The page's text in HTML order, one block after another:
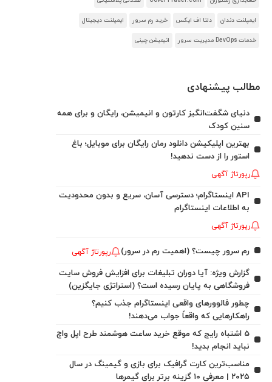
ایمپلنت دندان دلتا اف ایکس خرید رم سرور ایمپلنت دیجیتال
خدمات DevOps مدیریت سرور انیمیشن چینی
مطالب پیشنهادی
دنیای شگفت‌انگیز کارتون و انیمیشن، رایگان و برای همه
سنین کودک
بهترین اپلیکیشن دانلود رمان رایگان برای موبایل؛ باغ
استور را از دست ندهید!
رپورتاژ آگهی
API اینستاگرام؛ دسترسی آسان، سریع و بدون محدودیت
به اطلاعات اینستاگرام
رپورتاژ آگهی
رم سرور چیست؟ (اهمیت رم در سرور) رپورتاژ آگهی
گزارش ویژه: آیا دوران تبلیغات برای افزایش فروش سایت
فروشگاهی به پایان رسیده است؟ (استراتژی جایگزین)
چطور فالوورهای واقعی اینستاگرام جذب کنیم؟
راهکارهایی که واقعاً جواب می‌دهند!
5 اشتباه رایج که موقع خرید ساعت هوشمند طرح اپل واچ
نباید انجام بدید!
مناسب‌ترین کارت گرافیک برای بازی و گیمینگ در سال
۲۰۲۵ | معرفی ۱۰ گزینه برتر برای گیمرها